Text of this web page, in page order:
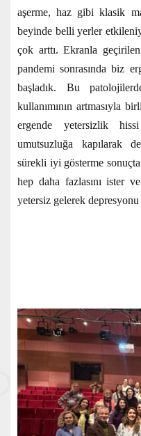
aşerme, haz gibi klasik
beyinde belli yerler
çok arttı. Ekranla
pandemi sonrasında biz
başladık. Bu
kullanımının artmasıyla
ergende yetersizlik
umutsuzluğa kapılarak
sürekli iyi gösterme
hep daha fazlasını ister
yetersiz gelerek